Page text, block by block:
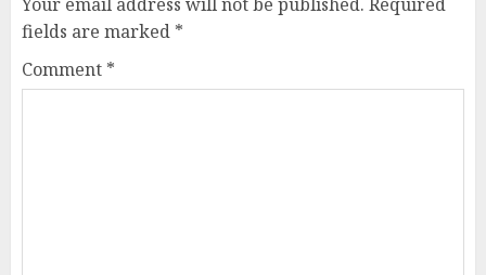
fields are marked *
Comment *